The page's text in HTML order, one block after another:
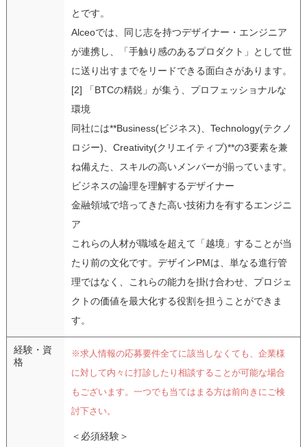
とです。
Alceoでは、同じ志を持つデザイナー・エンジニア
が連携し、「手触り感のあるプロダクト」として世
に送り出すまでをリードできる面白さがあります。
[2] 「BTCの精鋭」が集う、プロフェッショナルな
環境
同社には**Business(ビジネス)、Technology(テクノ
ロジー)、Creativity(クリエイティブ)**の3要素を兼
ね備えた、スキルの高いメンバーが揃っています。
ビジネスの論理を理解するデザイナー
金融領域で培ってきた高い技術力を有するエンジニ
ア
これらの人材が職域を超えて「越境」することが当
たり前の文化です。デザインPMは、単なる進行管
理ではなく、これらの能力を掛け合わせ、プロジェ
クトの価値を最大化する役割を担うことができま
す。
経験・資
格
※求人情報の応募要件全てに該当しなくても、企業様
に対して内々に打診したり相談することが可能な場合
もございます。一つでも当てはまる方は前向きにご検
討下さい。
＜必須経験＞